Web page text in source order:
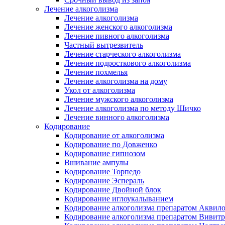
Лечение алкоголизма
Лечение алкоголизма
Лечение женского алкоголизма
Лечение пивного алкоголизма
Частный вытрезвитель
Лечение старческого алкоголизма
Лечение подросткового алкоголизма
Лечение похмелья
Лечение алкоголизма на дому
Укол от алкоголизма
Лечение мужского алкоголизма
Лечение алкоголизма по методу Шичко
Лечение винного алкоголизма
Кодирование
Кодирование от алкоголизма
Кодирование по Довженко
Кодирование гипнозом
Вшивание ампулы
Кодирование Торпедо
Кодирование Эспераль
Кодирование Двойной блок
Кодирование иглоукалыванием
Кодирование алкоголизма препаратом
Кодирование алкоголизма препаратом